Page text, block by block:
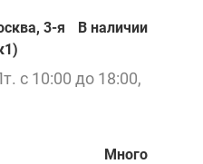
3-я
В наличии
с 10:00 до 18:00,
Много